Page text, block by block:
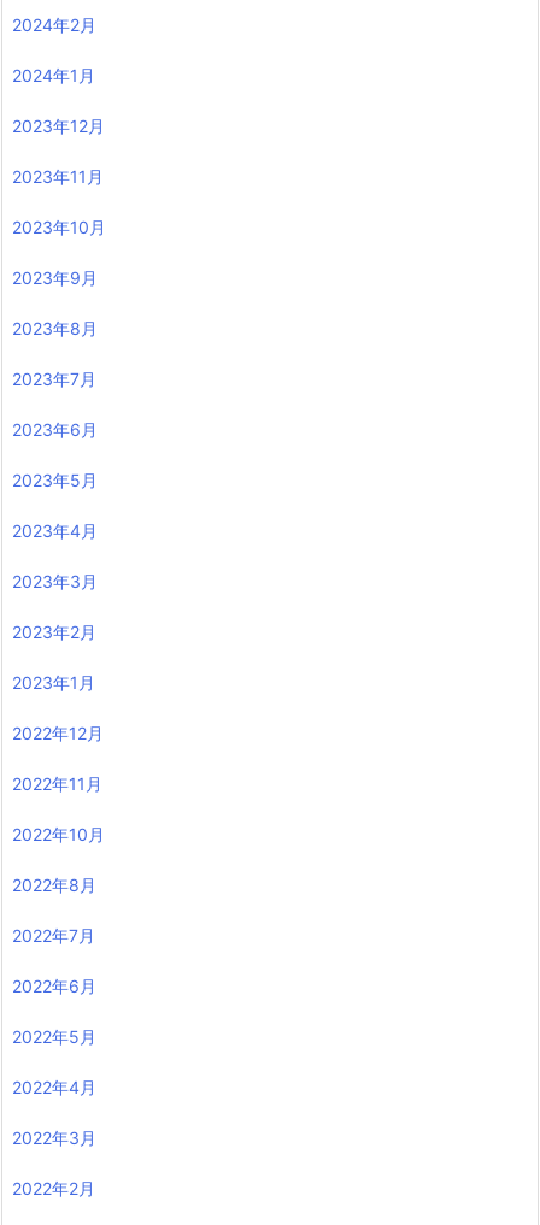
2024年2月
2024年1月
2023年12月
2023年11月
2023年10月
2023年9月
2023年8月
2023年7月
2023年6月
2023年5月
2023年4月
2023年3月
2023年2月
2023年1月
2022年12月
2022年11月
2022年10月
2022年8月
2022年7月
2022年6月
2022年5月
2022年4月
2022年3月
2022年2月